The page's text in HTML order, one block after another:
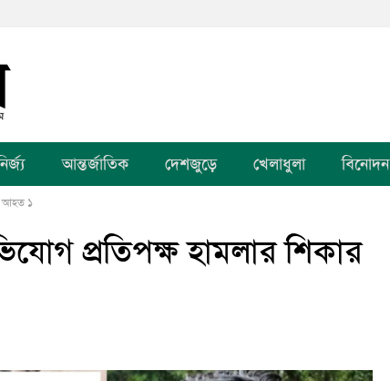
আন্তর্জাতিক দেশজুড়ে খেলাধুলা বিনোদন
আহত ১
প্রতিপক্ষ হামলার শিকার